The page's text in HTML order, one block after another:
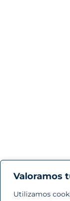
Valoramos
Utilizamos